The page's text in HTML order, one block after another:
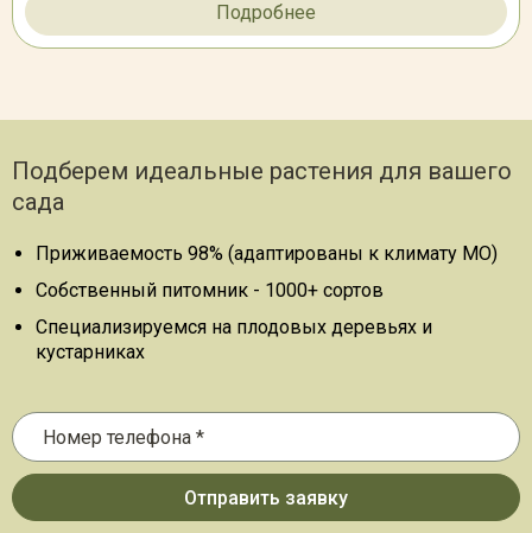
Подробнее
Подберем идеальные растения для вашего
сада
Приживаемость 98% (адаптированы к климату МО)
Собственный питомник - 1000+ сортов
Специализируемся на плодовых деревьях и
кустарниках